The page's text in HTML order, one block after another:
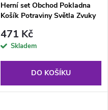
Herní set Obchod Pokladna
Košík Potraviny Světla Zvuky
471 Kč
Skladem
DO KOŠÍKU